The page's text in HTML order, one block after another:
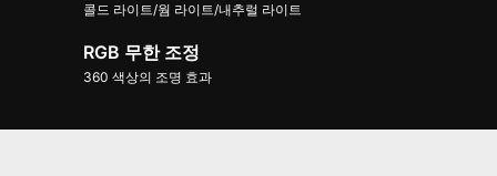
콜드 라이트/웜 라이트/내추럴 라이트
RGB 무한 조정
360 색상의 조명 효과